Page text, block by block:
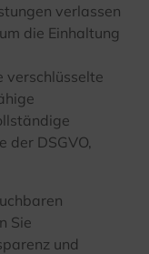
verlassen
die Einhaltung
verschlüsselte
der DSGVO,
Sie
und